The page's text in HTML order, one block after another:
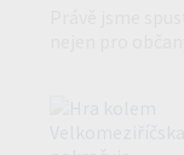
Právě jsme
nejen pro